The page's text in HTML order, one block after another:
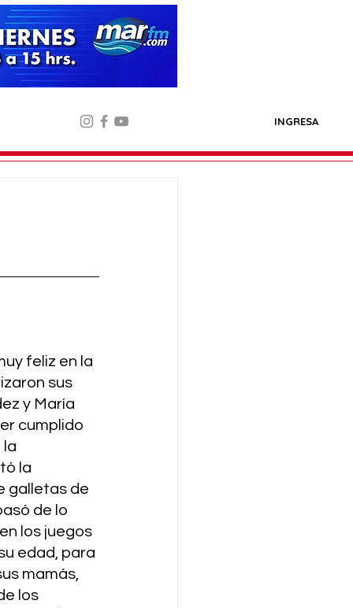
INGRESA
feliz en la
sus
y María
cumplido
la
la
galletas de
de lo
los juegos
edad, para
mamás,
los